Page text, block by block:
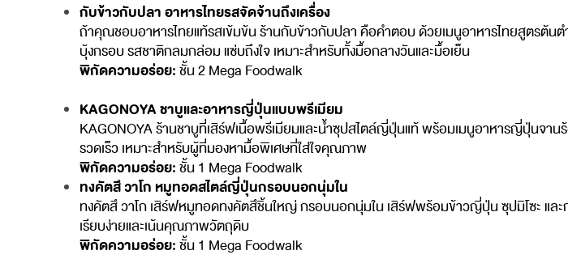
กับข้าวกับปลา อาหารไทยรสจัดจ้านถึงเครื่อง
ถ้าคุณชอบอาหารไทยแท้รสเข้มข้น ร้านกับข้าวกับปลา คือคำตอบ ด้วยเมนูอาหารไทยสูตรต้
บุ้งกรอบ รสชาติกลมกล่อม แซ่บถึงใจ เหมาะสำหรับทั้งมื้อกลางวันและมื้อเย็น
พิกัดความอร่อย:ชั้น 2 Mega Foodwalk
KAGONOYA ชาบูและอาหารญี่ปุ่นแบบพรีเมียม
KAGONOYA ร้านชาบูที่เสิร์ฟเนื้อพรีเมียมและน้ำซุปสไตล์ญี่ปุ่นแท้ พร้อมเมนูอาหารญี่ปุ่นจาน
รวดเร็ว เหมาะสำหรับผู้ที่มองหามื้อพิเศษที่ใส่ใจคุณภาพ
พิกัดความอร่อย:ชั้น 1 Mega Foodwalk
ทงคัตสึ วาโก หมูทอดสไตล์ญี่ปุ่นกรอบนอกนุ่มใน
ทงคัตสึ วาโก เสิร์ฟหมูทอดทงคัตสึชิ้นใหญ่ กรอบนอกนุ่มใน เสิร์ฟพร้อมข้าวญี่ปุ่น ซุปมิโซะ แ
เรียบง่ายและเน้นคุณภาพวัตถุดิบ
พิกัดความอร่อย:ชั้น 1 Mega Foodwalk